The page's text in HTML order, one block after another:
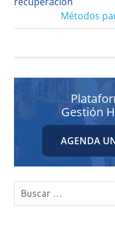
de
entradas
Siguiente
entrada:
Métodos
Gestión
AGENDA